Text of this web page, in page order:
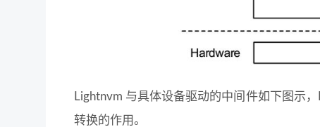
Lightnvm 与具体设备驱动的中间件如下图示
转换的作用。